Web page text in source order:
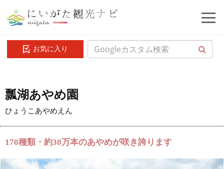
お気に入り
瓢湖あやめ園
ひょうこあやめえん
170種類・約30万本のあやめが咲き誇ります